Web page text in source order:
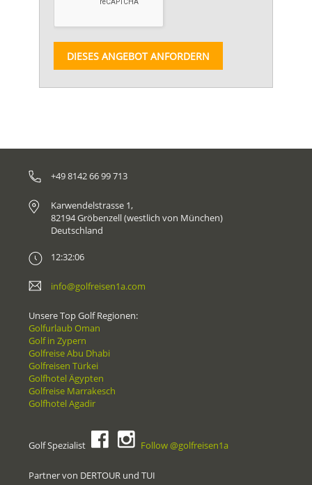
DIESES ANGEBOT ANFORDERN
+49 8142 66 99 713
Karwendelstrasse 1,
82194 Gröbenzell (westlich von München)
Deutschland
12:32:06
info@golfreisen1a.com
Unsere Top Golf Regionen:
Golfurlaub Oman
Golf in Zypern
Golfreise Abu Dhabi
Golfreisen Türkei
Golfhotel Ägypten
Golfreise Marrakesch
Golfhotel Agadir
Golf Spezialist Follow @golfreisen1a
Partner von DERTOUR und TUI